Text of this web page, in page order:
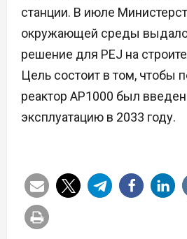
станции. В июле
окружающей среды выдало
решение для PEJ на
Цель состоит в том, чтобы
реактор AP1000 был
эксплуатацию в 2033 году.